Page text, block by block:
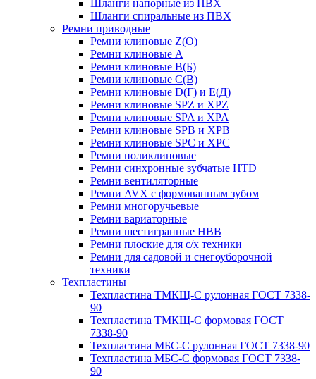
Шланги напорные из ПВХ
Шланги спиральные из ПВХ
Ремни приводные
Ремни клиновые Z(О)
Ремни клиновые А
Ремни клиновые В(Б)
Ремни клиновые С(В)
Ремни клиновые D(Г) и Е(Д)
Ремни клиновые SPZ и XPZ
Ремни клиновые SPA и XPA
Ремни клиновые SPB и XPB
Ремни клиновые SPC и XPC
Ремни поликлиновые
Ремни синхронные зубчатые HTD
Ремни вентиляторные
Ремни AVX с формованным зубом
Ремни многоручьевые
Ремни вариаторные
Ремни шестигранные HBB
Ремни плоские для с/х техники
Ремни для садовой и снегоуборочной
техники
Техпластины
Техпластина ТМКЩ-С рулонная ГОСТ 7338-
90
Техпластина ТМКЩ-С формовая ГОСТ
7338-90
Техпластина МБС-С рулонная ГОСТ 7338-90
Техпластина МБС-С формовая ГОСТ 7338-
90